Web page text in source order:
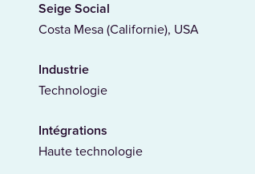
Seige Social
Costa Mesa (Californie), USA
Industrie
Technologie
Intégrations
Haute technologie